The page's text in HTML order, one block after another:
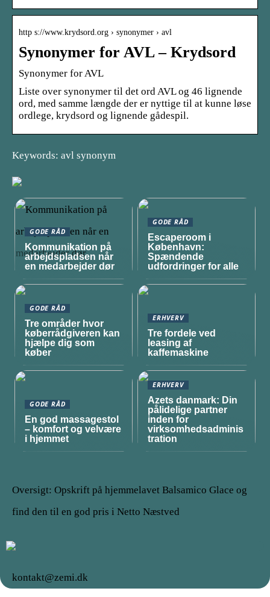
http s://www.krydsord.org › synonymer › avl
Synonymer for AVL – Krydsord
Synonymer for AVL
Liste over synonymer til det ord AVL og 46 lignende
ord, med samme længde der er nyttige til at kunne løse
ordlege, krydsord og lignende gådespil.
Keywords: avl synonym
GODE RÅD
Kommunikation på
arbejdspladsen når
en medarbejder dør
GODE RÅD
Escaperoom i
København:
Spændende
udfordringer for alle
GODE RÅD
Tre områder hvor
køberrådgiveren kan
hjælpe dig som
køber
ERHVERV
Tre fordele ved
leasing af
kaffemaskine
GODE RÅD
En god massagestol
– komfort og velvære
i hjemmet
ERHVERV
Azets danmark: Din
pålidelige partner
inden for
virksomhedsadminis
tration
Oversigt: Opskrift på hjemmelavet Balsamico Glace og
find den til en god pris i Netto Næstved
kontakt@zemi.dk